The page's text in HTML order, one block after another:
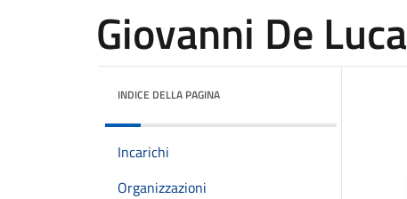
Giovanni De Luca
INDICE DELLA PAGINA
Incarichi
Organizzazioni